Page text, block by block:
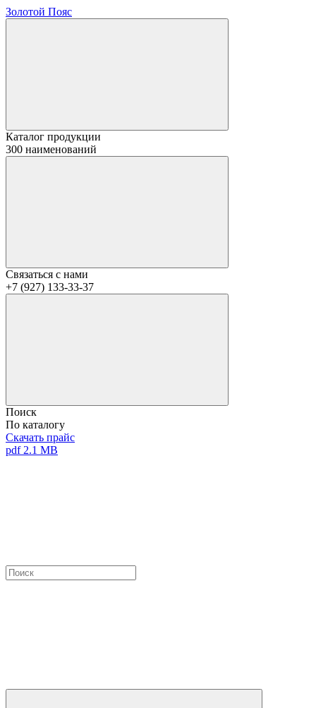
Золотой Пояс
Каталог продукции
300 наименований
Связаться с нами
+7 (927) 133-33-37
Поиск
По каталогу
Скачать прайс
pdf 2.1 MB